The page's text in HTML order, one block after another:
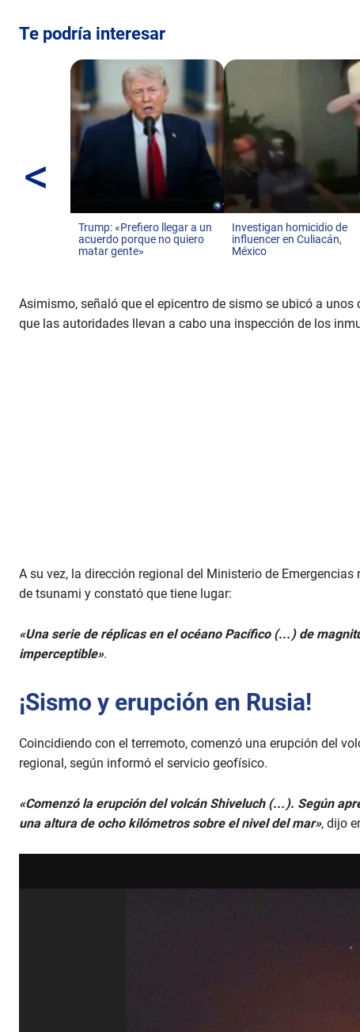
Te podría interesar
<
Trump: «Prefiero llegar a un
acuerdo porque no quiero
matar gente»
Investigan homicidio de
influencer en Culiacán,
México
Asimismo, señaló que el epicentro de sismo se ubicó a
que las autoridades llevan a cabo una inspección de los
A su vez, la dirección regional del Ministerio de
de tsunami y constató que tiene lugar:
«Una serie de réplicas en el océano Pacífico (…) de
imperceptible».
¡Sismo y erupción en Rusia!
Coincidiendo con el terremoto, comenzó una erupción del
regional, según informó el servicio geofísico.
«Comenzó la erupción del volcán Shiveluch (…). Según
una altura de ocho kilómetros sobre el nivel del mar», dijo